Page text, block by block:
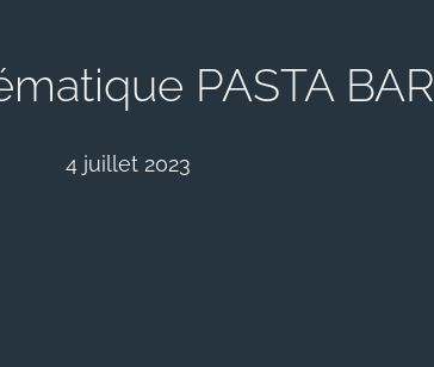
PASTA BAR
4 juillet 2023